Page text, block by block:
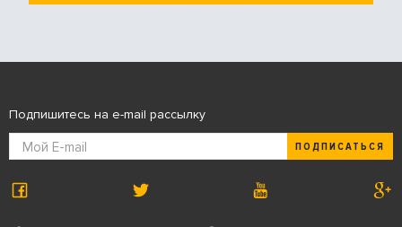
Подпишитесь на e-mail рассылку
ПОДПИСАТЬСЯ